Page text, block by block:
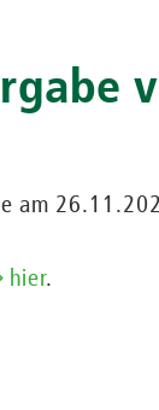
am
hier.